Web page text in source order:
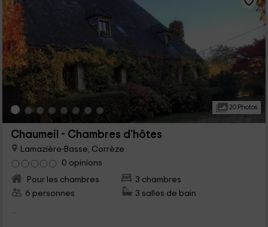
20 Photos
Chaumeil - Chambres d'hôtes
Lamazière-Basse, Corrèze
0 opinions
Pour les chambres
3 chambres
6 personnes
3 salles de bain
...